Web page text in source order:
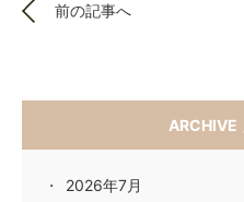
前の記事へ
ARCHIVE
2026年7月